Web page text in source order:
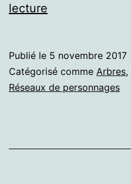
lecture
judiciaire.
Lettre
Meslíah,
Publié le 5 novembre 2017
Catégorisé comme Arbres,
Réseaux de personnages